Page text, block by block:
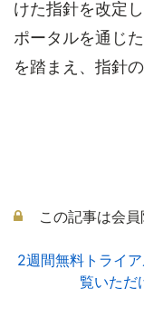
けた指針を改定
ポータルを通じ
を踏まえ、指針
この記事は会
2週間無料トライ
覧いただ